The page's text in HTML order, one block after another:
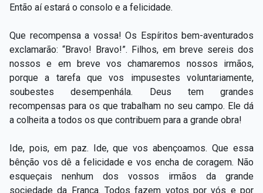
Então aí estará o consolo e a felicidade.
Que recompensa a vossa! Os Espíritos bem-aventurados
exclamarão: “Bravo! Bravo!”. Filhos, em breve sereis dos
nossos e em breve vos chamaremos nossos irmãos,
porque a tarefa que vos impusestes voluntariamente,
soubestes desempenhála. Deus tem grandes
recompensas para os que trabalham no seu campo. Ele dá
a colheita a todos os que contribuem para a grande obra!
Ide, pois, em paz. Ide, que vos abençoamos. Que essa
bênção vos dê a felicidade e vos encha de coragem. Não
esqueçais nenhum dos vossos irmãos da grande
sociedade da França. Todos fazem votos por vós e por